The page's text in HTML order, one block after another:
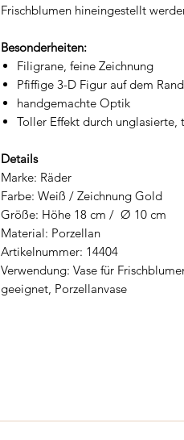
Frischblumen hineingestellt
Besonderheiten:
Filigrane, feine Zeichnung
Pfiffige 3-D Figur auf dem
handgemachte Optik
Toller Effekt durch unglasierte,
Details
Marke: Räder
Farbe: Weiß / Zeichnung Gold
Größe: Höhe 18 cm / Ø 10 cm
Material: Porzellan
Artikelnummer: 14404
Verwendung: Vase für
geeignet, Porzellanvase